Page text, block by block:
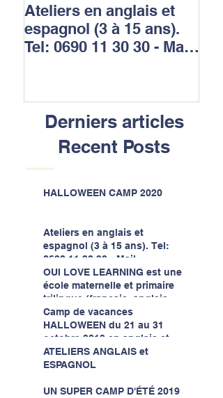
Ateliers en anglais et
espagnol (3 à 15 ans).
Tel: 0690 11 30 30 - Mail:
Derniers articles
Recent Posts
HALLOWEEN CAMP 2020
Ateliers en anglais et
espagnol (3 à 15 ans). Tel:
0690 11 30 30 - Mail:
contact@ollschools.com
OUI LOVE LEARNING est une
école maternelle et primaire
trilingue (français, anglais,
espagnol) qui r
Camp de vacances
HALLOWEEN du 21 au 31
octobre 2019 en anglais et
espagnol
ATELIERS ANGLAIS et
ESPAGNOL
UN SUPER CAMP D'ÉTÉ 2019